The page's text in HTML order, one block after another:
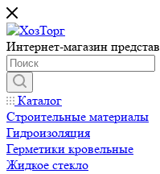
Интернет-магазин
Каталог
Строительные материалы
Гидроизоляция
Герметики кровельные
Жидкое стекло